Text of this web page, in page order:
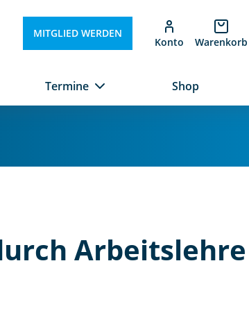
MITGLIED WERDEN
Konto Warenkorb
Termine Shop
Arbeitslehre